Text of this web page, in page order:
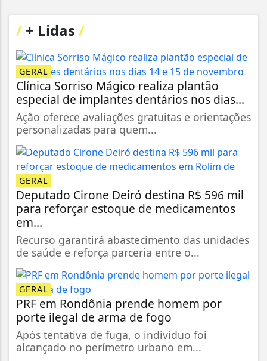
/ + Lidas /
GERAL
Clínica Sorriso Mágico realiza plantão
especial de implantes dentários nos dias...
Ação oferece avaliações gratuitas e orientações
personalizadas para quem...
GERAL
Deputado Cirone Deiró destina R$ 596 mil
para reforçar estoque de medicamentos
em...
Recurso garantirá abastecimento das unidades
de saúde e reforça parceria entre o...
GERAL
PRF em Rondônia prende homem por
porte ilegal de arma de fogo
Após tentativa de fuga, o indivíduo foi
alcançado no perímetro urbano em...